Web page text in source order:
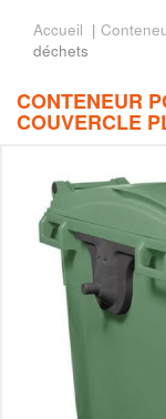
Accueil |
déchets
CONTENEUR
COUVERCLE